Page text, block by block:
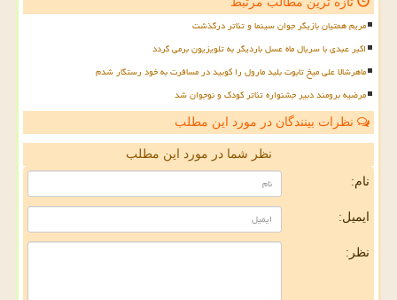
مریم همتیان بازیگر جوان سینما و تئاتر درگذشت
اکبر عبدی با سریال ماه عسل باردیگر به تلویزیون برمی گردد
ماهرشالا علی میخ تابوت بلید مارول را کوبید در مسافرت به خود رستگار شدم
مرضیه برومند دبیر جشنواره تئاتر کودک و نوجوان شد
نظرات بینندگان در مورد این مطلب
نظر شما در مورد این مطلب
نام:
ایمیل:
نظر: